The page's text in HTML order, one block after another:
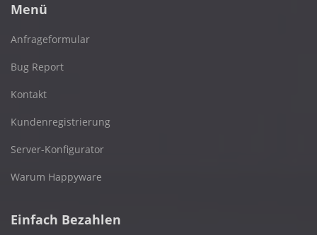
Menü
Anfrageformular
Bug Report
Kontakt
Kundenregistrierung
Server-Konfigurator
Warum Happyware
Einfach Bezahlen